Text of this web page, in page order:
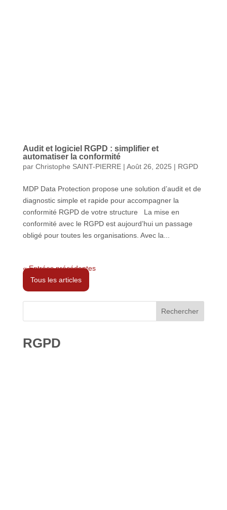
Audit et logiciel RGPD : simplifier et
automatiser la conformité
par Christophe SAINT-PIERRE| Août 26, 2025 | RGPD
MDP Data Protection propose une solution d’audit et de
diagnostic simple et rapide pour accompagner la
conformité RGPD de votre structure La mise en
conformité avec le RGPD est aujourd’hui un passage
obligé pour toutes les organisations. Avec la...
« Entrées précédentes
Tous les articles
Rechercher
RGPD